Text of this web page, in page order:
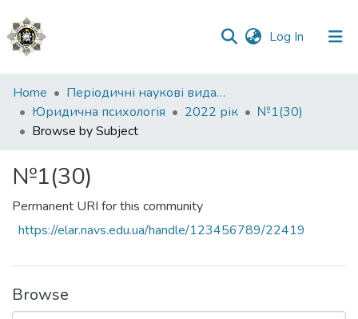
Log In (current)
Communities
&
Collections
Home
Періодичні наукові видання НАВС
Юридична психологія
2022 рік
№1(30)
Browse by Subject
№1(30)
Permanent URI for this community
https://elar.navs.edu.ua/handle/123456789/22419
Browse